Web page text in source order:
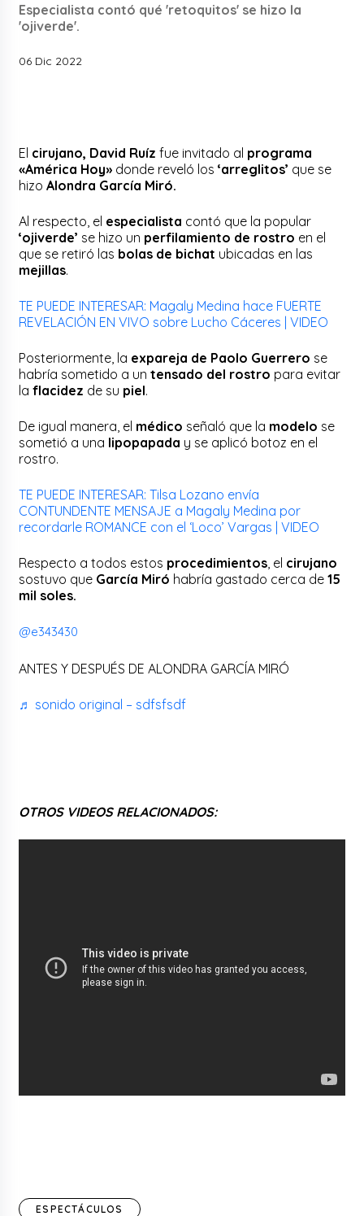
Especialista contó qué 'retoquitos' se hizo la
'ojiverde'.
06 Dic 2022
El cirujano, David Ruízfue invitado al programa
«América Hoy» donde reveló los ‘arreglitos’ que se
hizoAlondra García Miró.
Al respecto, el especialista contó que la popular
‘ojiverde’ se hizo un perfilamiento de rostro en el
que se retiró las bolas de bichat ubicadas en las
mejillas.
TE PUEDE INTERESAR: Magaly Medina hace FUERTE
REVELACIÓN EN VIVO sobre Lucho Cáceres | VIDEO
Posteriormente, la expareja de Paolo Guerrero se
habría sometido a un tensado del rostro para evitar
laflacidez de su piel.
De igual manera, el médico señaló que la modelo se
sometió a una lipopapada y se aplicó botoz en el
rostro.
TE PUEDE INTERESAR: Tilsa Lozano envía
CONTUNDENTE MENSAJE a Magaly Medina por
recordarle ROMANCE con el ‘Loco’ Vargas | VIDEO
Respecto a todos estos procedimientos , el cirujano
sostuvo que García Miró habría gastado cerca de15
mil soles.
@e343430
ANTES Y DESPUÉS DE ALONDRA GARCÍA MIRÓ
♬ sonido original – sdfsfsdf
OTROS VIDEOS RELACIONADOS:
ESPECTÁCULOS